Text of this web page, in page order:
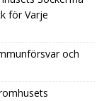
för Varje
och